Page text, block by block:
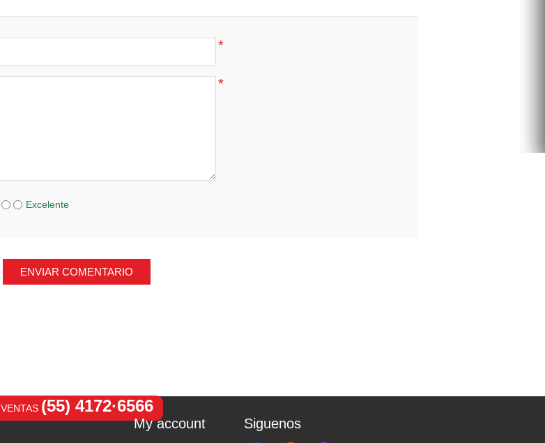
*
*
Excelente
ENVIAR COMENTARIO
VENTAS (55) 4172·6566
My account Siguenos